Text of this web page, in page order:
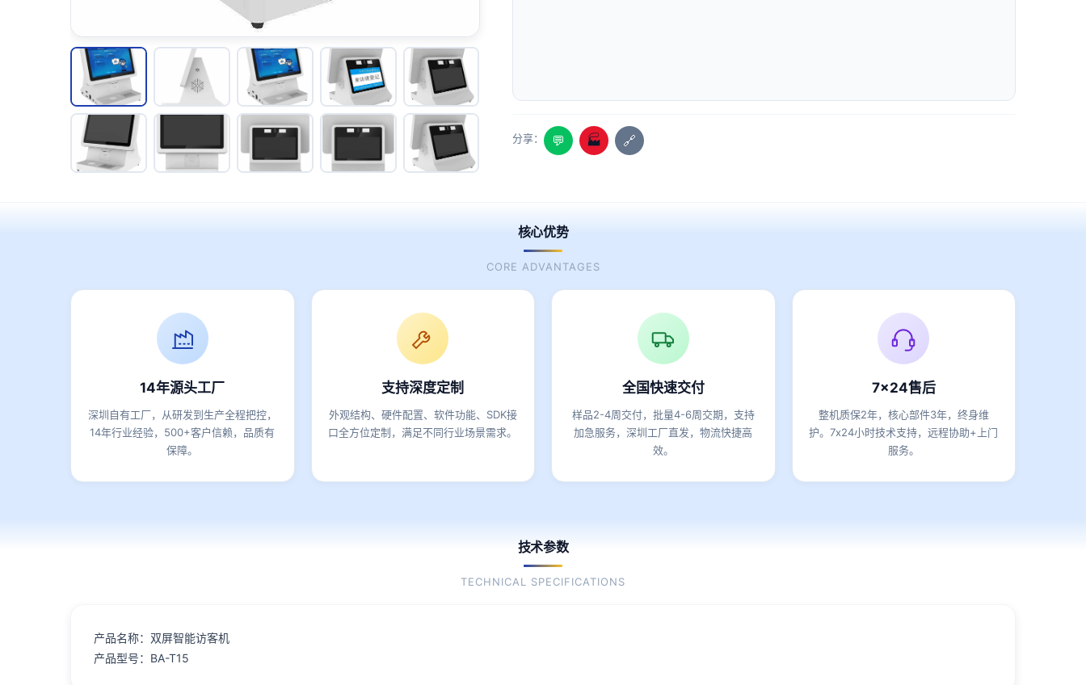
分享： 💬 🏭 🔗
核心优势
CORE ADVANTAGES
14年源头工厂
深圳自有工厂，从研发到生产全程把控，
14年行业经验，500+客户信赖，品质有
保障。
支持深度定制
外观结构、硬件配置、软件功能、SDK接
口全方位定制，满足不同行业场景需求。
全国快速交付
样品2-4周交付，批量4-6周交期，支持
加急服务，深圳工厂直发，物流快捷高
效。
7x24售后
整机质保2年，核心部件3年，终身维
护。7x24小时技术支持，远程协助+上门
服务。
技术参数
TECHNICAL SPECIFICATIONS
产品名称：双屏智能访客机
产品型号：BA-T15